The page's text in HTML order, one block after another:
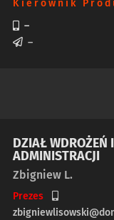
Kierownik
–
–
DZIAŁ WDROŻEŃ I
ADMINISTRACJI
Zbigniew L.
Prezes